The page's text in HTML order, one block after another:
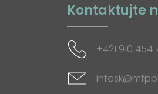
Kontaktujte
+421 910 454